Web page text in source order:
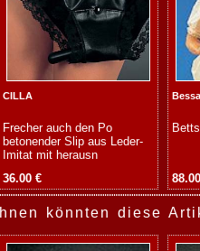
CILLA
Frecher auch den Po
betonender Slip aus Leder-
Imitat mit herausn
36.00 €
Bessa
Ihnen könnten diese